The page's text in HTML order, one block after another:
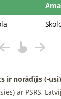
ir norādījis (-
ar PSRS,